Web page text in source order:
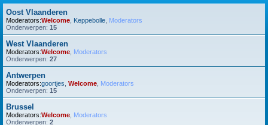
Oost Vlaanderen
Moderators:Welcome Keppebolle Moderators
Onderwerpen: 15
West Vlaanderen
Moderators:Welcome Moderators
Onderwerpen: 27
Antwerpen
Moderators:goortjes Welcome Moderators
Onderwerpen: 15
Brussel
Moderators:Welcome Moderators
Onderwerpen: 2